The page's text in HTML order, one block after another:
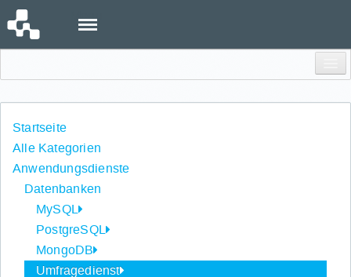
Startseite
Alle Kategorien
Anwendungsdienste
Datenbanken
MySQL
PostgreSQL
MongoDB
Umfragedienst